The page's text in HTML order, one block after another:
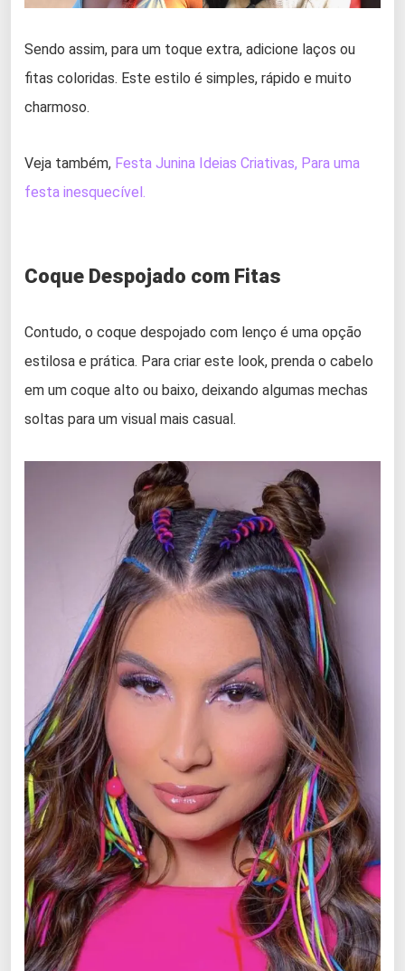
Sendo assim, para um toque extra, adicione laços ou
fitas coloridas. Este estilo é simples, rápido e muito
charmoso.
Veja também, Festa Junina Ideias Criativas, Para uma
festa inesquecível.
Coque Despojado com Fitas
Contudo, o coque despojado com lenço é uma opção
estilosa e prática. Para criar este look, prenda o cabelo
em um coque alto ou baixo, deixando algumas mechas
soltas para um visual mais casual.